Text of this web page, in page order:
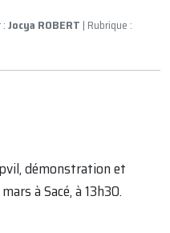
:Jocya ROBERT | Rubrique :
démonstration et
à Sacé, à 13h30.